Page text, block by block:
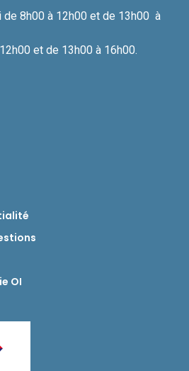
de 8h00 à 12h00 et de 13h00 à
et de 13h00 à 16h00.
OI